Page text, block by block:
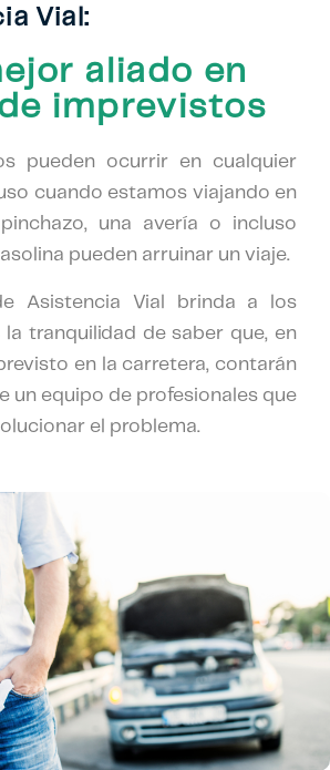
Vial:
aliado en
imprevistos
pueden ocurrir en cualquier
cuando estamos viajando en
una avería o incluso
pueden arruinar un viaje.
Asistencia Vial brinda a los
tranquilidad de saber que, en
en la carretera, contarán
un equipo de profesionales que
el problema.